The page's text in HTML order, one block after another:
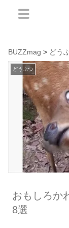
BUZZmag > どう
どうぶつ
おもしろか
8選